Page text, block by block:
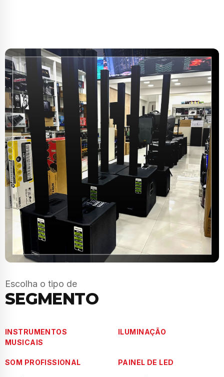
Escolha o tipo de
SEGMENTO
INSTRUMENTOS
MUSICAIS
ILUMINAÇÃO
SOM PROFISSIONAL PAINEL DE LED